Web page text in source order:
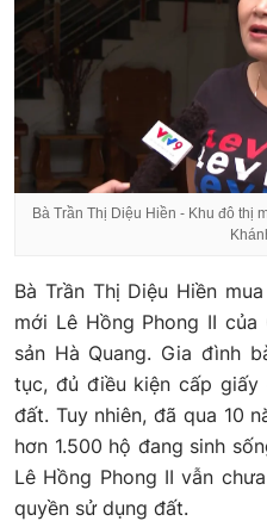
Bà Trần Thị Diệu Hiền - Khu đô thị
Bà Trần Thị Diệu Hiền
mới Lê Hồng Phong II
sản Hà Quang. Gia đình
tục, đủ điều kiện cấp giấy
đất. Tuy nhiên, đã qua 10
hơn 1.500 hộ đang sinh
Lê Hồng Phong II vẫn
quyền sử dụng đất.